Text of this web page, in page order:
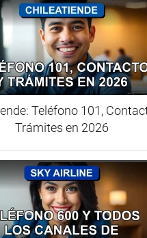
Teléfono 101,
Trámites en 2026